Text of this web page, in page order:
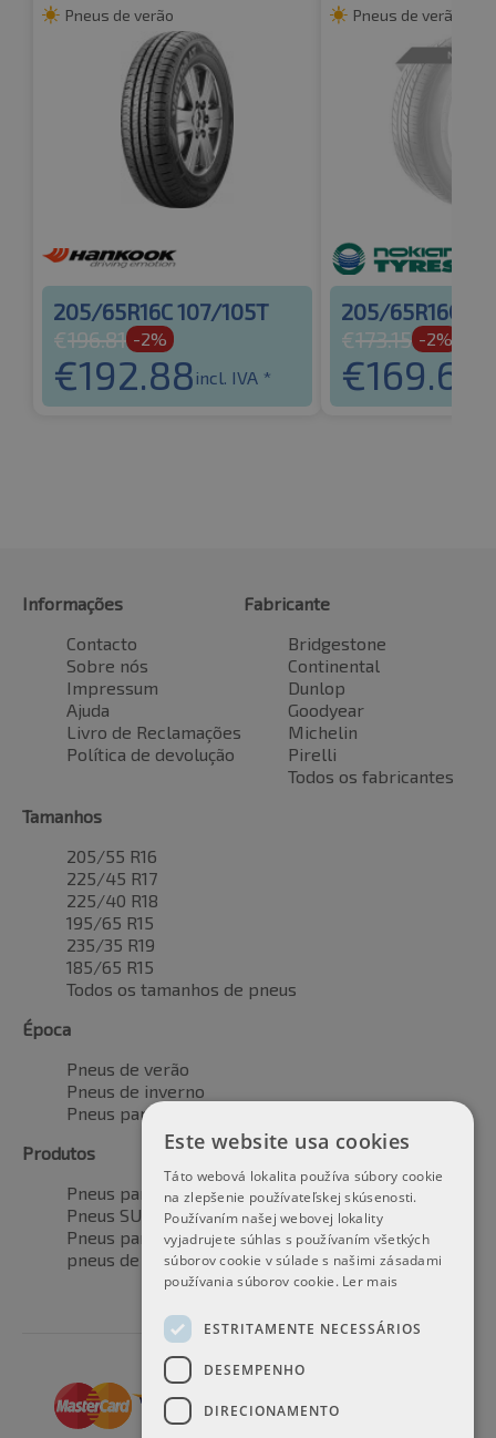
Pneus de verão
205/65R16C 107/105T
€196.81 -2%
€192.88 incl. IVA *
Pneus de verão
205/65R16C
€173.15 -2%
€169.68
Informações
Contacto
Sobre nós
Impressum
Ajuda
Livro de Reclamações
Política de devolução
Fabricante
Bridgestone
Continental
Dunlop
Goodyear
Michelin
Pirelli
Todos os fabricantes
Tamanhos
205/55 R16
225/45 R17
225/40 R18
195/65 R15
235/35 R19
185/65 R15
Todos os tamanhos de pneus
Época
Pneus de verão
Pneus de inverno
Pneus para todas as estações
Produtos
Pneus para automóveis
Pneus SUV / 4x4
Pneus para veículos de transporte
pneus de motocicleta
Este website usa cookies
Táto webová lokalita používa súbory cookie
na zlepšenie používateľskej skúsenosti.
Používaním našej webovej lokality
vyjadrujete súhlas s používaním všetkých
súborov cookie v súlade s našimi zásadami
používania súborov cookie. Ler mais
ESTRITAMENTE NECESSÁRIOS
DESEMPENHO
DIRECIONAMENTO